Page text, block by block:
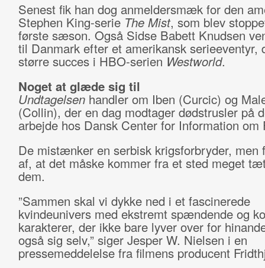
Senest fik han dog anmeldersmæk for den
Stephen King-serie The Mist, som blev
første sæson. Også Sidse Babett Knudsen
til Danmark efter et amerikansk serieeventyr,
større succes i HBO-serien Westworld.
Noget at glæde sig til
Undtagelsenhandler om Iben (Curcic) og
(Collin), der en dag modtager dødstrusler på
arbejde hos Dansk Center for Information om
De mistænker en serbisk krigsforbryder, men
af, at det måske kommer fra et sted meget
dem.
”Sammen skal vi dykke ned i et fascinerede
kvindeunivers med ekstremt spændende og
karakterer, der ikke bare lyver over for
også sig selv,” siger Jesper W. Nielsen i en
pressemeddelelse fra filmens producent